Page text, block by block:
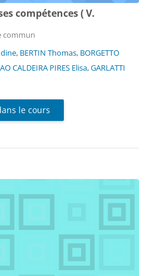
compétences ( V.
commun
, BERTIN Thomas, BORGETTO
CALDEIRA PIRES Elisa,GARLATTI
le cours